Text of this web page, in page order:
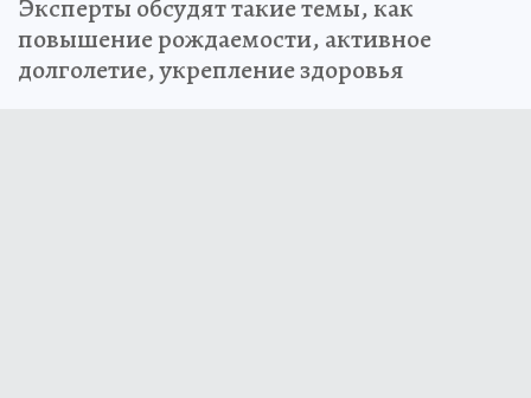
Эксперты обсудят такие темы, как
повышение рождаемости, активное
долголетие, укрепление здоровья